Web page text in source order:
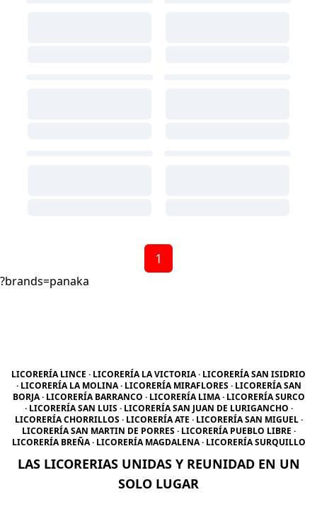
1
?brands=panaka
LICORERÍA LINCE · LICORERÍA LA VICTORIA · LICORERÍA SAN ISIDRIO
· LICORERÍA LA MOLINA · LICORERÍA MIRAFLORES · LICORERÍA SAN
BORJA · LICORERÍA BARRANCO · LICORERÍA LIMA · LICORERÍA SURCO
· LICORERÍA SAN LUIS · LICORERÍA SAN JUAN DE LURIGANCHO ·
LICORERÍA CHORRILLOS · LICORERÍA ATE · LICORERÍA SAN MIGUEL ·
LICORERÍA SAN MARTIN DE PORRES · LICORERÍA PUEBLO LIBRE ·
LICORERÍA BREÑA · LICORERÍA MAGDALENA · LICORERÍA SURQUILLO
LAS LICORERIAS UNIDAS Y REUNIDAD EN UN
SOLO LUGAR